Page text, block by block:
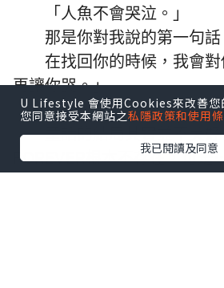
「人魚不會哭泣。」
那是你對我說的第一句話
在找回你的時候，我會對
再讓你哭。」
童話的結局其實並不美好
FOREVER根本不存在，可
U Lifestyle 會使用Cookies來改善您
您同意接受本網站之私隱政策和使用
我已閱讀及同意